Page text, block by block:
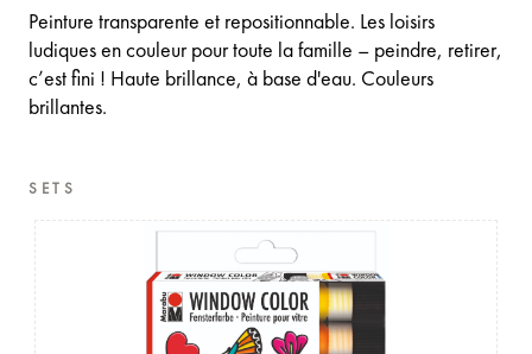
Peinture transparente et repositionnable. Les loisirs
ludiques en couleur pour toute la famille – peindre, retirer,
c’est fini ! Haute brillance, à base d'eau. Couleurs
brillantes.
SETS